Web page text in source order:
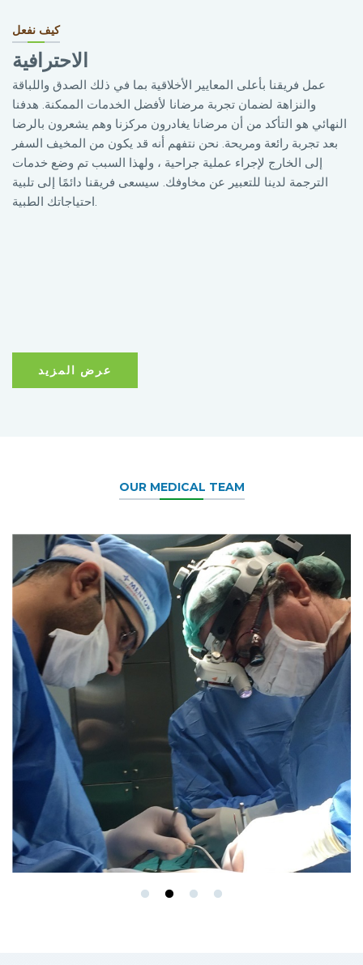
كيف نفعل
الاحترافية
عمل فريقنا بأعلى المعايير الأخلاقية بما في ذلك الصدق واللباقة
والنزاهة لضمان تجربة مرضانا لأفضل الخدمات الممكنة. هدفنا
النهائي هو التأكد من أن مرضانا يغادرون مركزنا وهم يشعرون بالرضا
بعد تجربة رائعة ومريحة. نحن نتفهم أنه قد يكون من المخيف السفر
إلى الخارج لإجراء عملية جراحية ، ولهذا السبب تم وضع خدمات
الترجمة لدينا للتعبير عن مخاوفك. سيسعى فريقنا دائمًا إلى تلبية
احتياجاتك الطبية.
عرض المزيد
OUR MEDICAL TEAM
إزالة الدهون الشدقية